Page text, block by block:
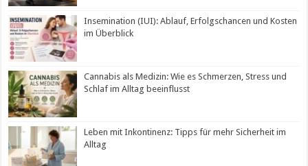
Insemination (IUI): Ablauf, Erfolgschancen und Kosten
im Überblick
Cannabis als Medizin: Wie es Schmerzen, Stress und
Schlaf im Alltag beeinflusst
Leben mit Inkontinenz: Tipps für mehr Sicherheit im
Alltag